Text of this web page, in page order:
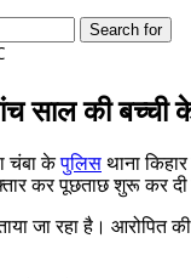
Search for
साल की बच्‍ची के
चंबा केपुलिस थाना
कर पूछताछ शुरू कर दी
जा रहा है।